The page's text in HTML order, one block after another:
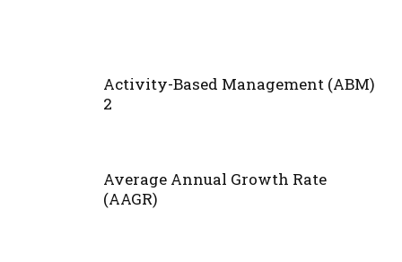
Activity-Based Management (ABM)
2
Average Annual Growth Rate
(AAGR)